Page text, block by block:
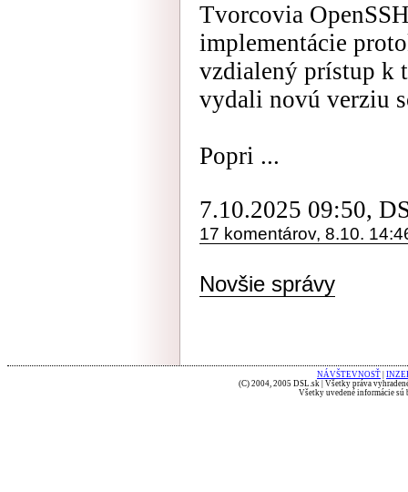
Tvorcovia
implementácie
vzdialený prístup k
vydali novú verziu
Popri ...
7.10.2025 09:50,
17 komentárov, 8.10.
Novšie správy
NÁVŠTEVNOSŤ
(C) 2004, 2005 DSL.sk | Všetky práva
Všetky uvedené informácie sú